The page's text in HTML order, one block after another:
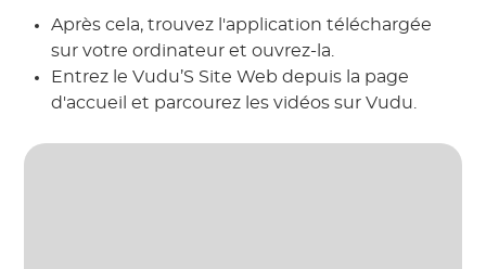
Après cela, trouvez l'application téléchargée
sur votre ordinateur et ouvrez-la.
Entrez le Vudu’S Site Web depuis la page
d'accueil et parcourez les vidéos sur Vudu.